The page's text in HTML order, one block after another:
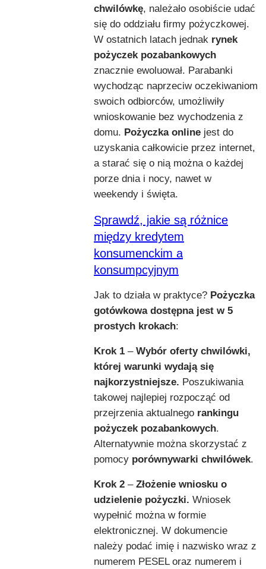
chwilówkę, należało osobiście udać
się do oddziału firmy pożyczkowej.
W ostatnich latach jednak rynek
pożyczek pozabankowych
znacznie ewoluował. Parabanki
wychodząc naprzeciw oczekiwaniom
swoich odbiorców, umożliwiły
wnioskowanie bez wychodzenia z
domu. Pożyczka online jest do
uzyskania całkowicie przez internet,
a starać się o nią można o każdej
porze dnia i nocy, nawet w
weekendy i święta.
Sprawdź, jakie są różnice
między kredytem
konsumenckim a
konsumpcyjnym
Jak to działa w praktyce? Pożyczka
gotówkowa dostępna jest w 5
prostych krokach:
Krok 1 – Wybór oferty chwilówki,
której warunki wydają się
najkorzystniejsze. Poszukiwania
takowej najlepiej rozpocząć od
przejrzenia aktualnego rankingu
pożyczek pozabankowych.
Alternatywnie można skorzystać z
pomocy porównywarki chwilówek.
Krok 2 – Złożenie wniosku o
udzielenie pożyczki. Wniosek
wypełnić można w formie
elektronicznej. W dokumencie
należy podać imię i nazwisko wraz z
numerem PESEL oraz numerem i